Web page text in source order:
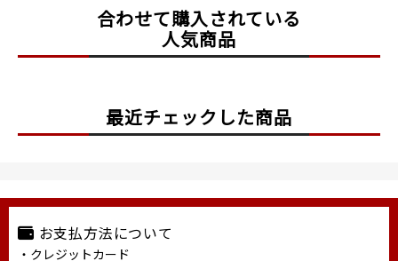
合わせて購入されている
人気商品
最近チェックした商品
お支払方法について
・クレジットカード